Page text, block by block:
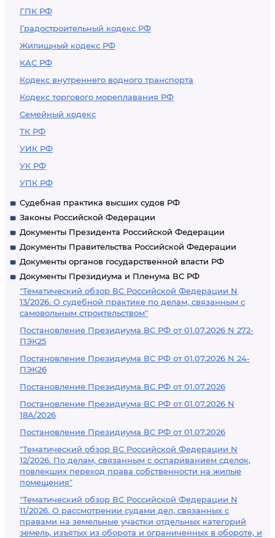
ГПК РФ
Градостроительный кодекс РФ
Жилищный кодекс РФ
КАС РФ
Кодекс внутреннего водного транспорта
Кодекс торгового мореплавания РФ
Семейный кодекс
ТК РФ
УИК РФ
УК РФ
УПК РФ
Судебная практика высших судов РФ
Законы Российской Федерации
Документы Президента Российской Федерации
Документы Правительства Российской Федерации
Документы органов государственной власти РФ
Документы Президиума и Пленума ВС РФ
"Тематический обзор ВС Российской Федерации N
13/2026. О судебной практике по делам, связанным с
самовольным строительством"
Постановление Президиума ВС РФ от 01.07.2026 N 272-
ПЭК25
Постановление Президиума ВС РФ от 01.07.2026 N 24-
ПЭК26
Постановление Президиума ВС РФ от 01.07.2026
Постановление Президиума ВС РФ от 01.07.2026 N
18А/2026
Постановление Президиума ВС РФ от 01.07.2026
"Тематический обзор ВС Российской Федерации N
12/2026. По делам, связанным с оспариванием сделок,
повлекших переход права собственности на жилые
помещения"
"Тематический обзор ВС Российской Федерации N
11/2026. О рассмотрении судами дел, связанных с
правами на земельные участки отдельных категорий
земель, изъятых из оборота и ограниченных в обороте, и